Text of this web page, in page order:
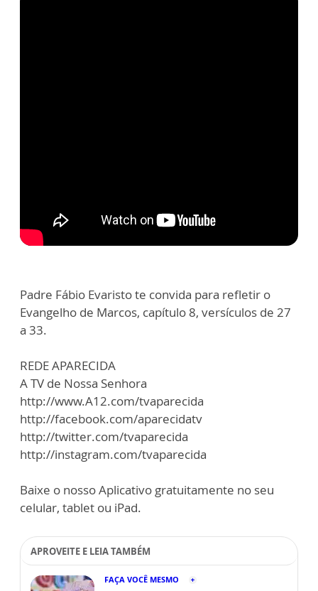
Padre Fábio Evaristo te convida para refletir o
Evangelho de Marcos, capítulo 8, versículos de 27
a 33.
REDE APARECIDA
A TV de Nossa Senhora
http://www.A12.com/tvaparecida
http://facebook.com/aparecidatv
http://twitter.com/tvaparecida
http://instagram.com/tvaparecida
Baixe o nosso Aplicativo gratuitamente no seu
celular, tablet ou iPad.
APROVEITE E LEIA TAMBÉM
FAÇA VOCÊ MESMO